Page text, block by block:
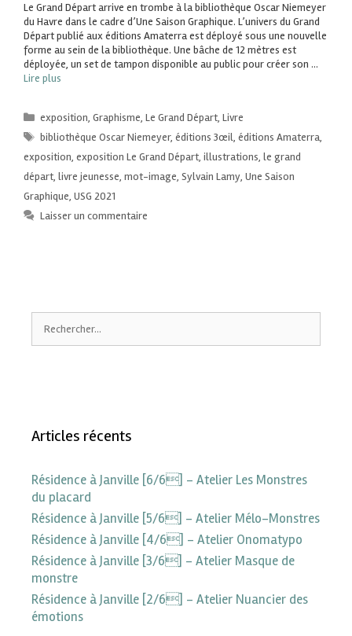
Le Grand Départ arrive en trombe à la bibliothèque Oscar Niemeyer
du Havre dans le cadre d’Une Saison Graphique. L’univers du Grand
Départ publié aux éditions Amaterra est déployé sous une nouvelle
forme au sein de la bibliothèque. Une bâche de 12 mètres est
déployée, un set de tampon disponible au public pour créer son …
Lire plus
exposition,Graphisme,Le Grand Départ,Livre
bibliothèque Oscar Niemeyer,éditions 3œil,éditions Amaterra,
exposition, exposition Le Grand Départ, illustrations, le grand
départ, livre jeunesse, mot-image, Sylvain Lamy, Une Saison
Graphique, USG 2021
Laisser un commentaire
Articles récents
Résidence à Janville [6/6] – Atelier Les Monstres
du placard
Résidence à Janville [5/6] – Atelier Mélo-Monstres
Résidence à Janville [4/6] – Atelier Onomatypo
Résidence à Janville [3/6] – Atelier Masque de
monstre
Résidence à Janville [2/6] – Atelier Nuancier des
émotions